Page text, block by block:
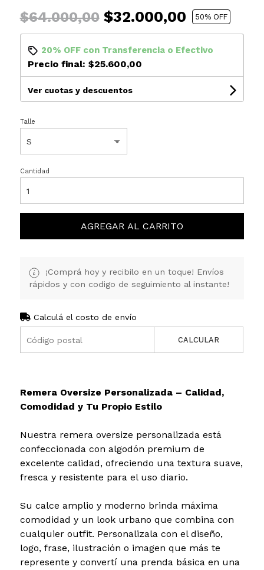
$64.000,00$32.000,00 50% OFF
20% OFFcon Transferenciao Efectivo
Precio final: $25.600,00
Ver cuotas y descuentos
Talle
Cantidad
AGREGAR AL CARRITO
¡Comprá hoy y recibilo en un toque! Envíos
rápidos y con codigo de seguimiento al instante!
Calculá el costo de envío
CALCULAR
Remera Oversize Personalizada – Calidad,
Comodidad y Tu Propio Estilo
Nuestra remera oversize personalizada está
confeccionada con algodón premium de
excelente calidad, ofreciendo una textura suave,
fresca y resistente para el uso diario.
Su calce amplio y moderno brinda máxima
comodidad y un look urbano que combina con
cualquier outfit. Personalizala con el diseño,
logo, frase, ilustración o imagen que más te
represente y convertí una prenda básica en una